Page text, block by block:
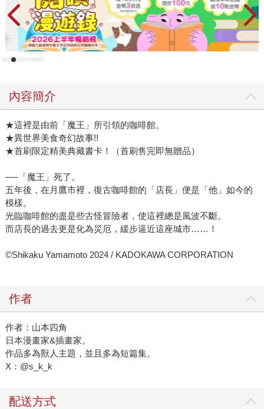
內容簡介
★這裡是由前「魔王」所引領的咖啡館。
★異世界美食奇幻故事!!
★首刷限定精美典藏書卡！（首刷售完即無贈品）
──「魔王」死了。
五年後，在月鷹市裡，復古咖啡館的「店長」便是「他」如今的
模樣。
光臨咖啡館的盡是些古怪冒險者，使這裡總是風波不斷。
而店長的過去更是化為災厄，緩步逼近這座城市……！
©Shikaku Yamamoto 2024 / KADOKAWA CORPORATION
作者
作者：山本四角
日本漫畫家&插畫家。
作品多為獸人主題，並且多為短篇集。
X：@s_k_k
配送方式